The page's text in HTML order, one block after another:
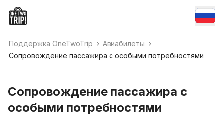
Поддержка OneTwoTrip
Авиабилеты
Сопровождение пассажира с особыми потребностями
Сопровождение пассажира с
особыми потребностями